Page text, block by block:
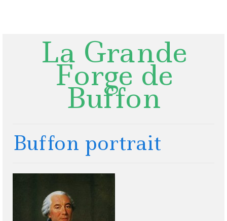
La Grande
Forge de
Buffon
Buffon portrait